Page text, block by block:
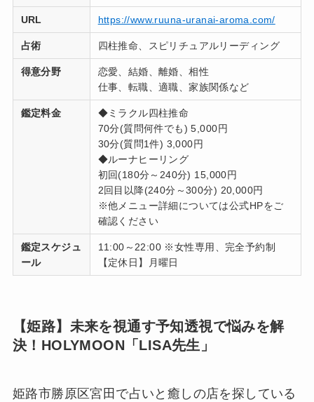
URL https://www.ruuna-uranai-aroma.com/
占術 四柱推命、スピリチュアルリーディング
得意分野
恋愛、結婚、離婚、相性
仕事、転職、適職、家族関係など
鑑定料金
◆ミラクル四柱推命
70分(質問何件でも) 5,000円
30分(質問1件) 3,000円
◆ルーナヒーリング
初回(180分～240分) 15,000円
2回目以降(240分～300分) 20,000円
※他メニュー詳細については公式HPをご
確認ください
鑑定スケジュ
ール
11:00～22:00 ※女性専用、完全予約制
【定休日】月曜日
【姫路】未来を視通す予知透視で悩みを解
決！HOLYMOON「LISA先生」
姫路市勝原区宮田で占いと癒しの店を探している